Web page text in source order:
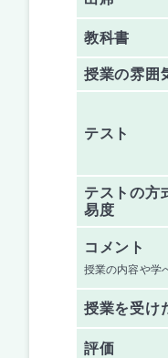
教科書
授業の雰囲
テスト
テストの方
易度
コメント
授業の内容や学
授業を受け
評価